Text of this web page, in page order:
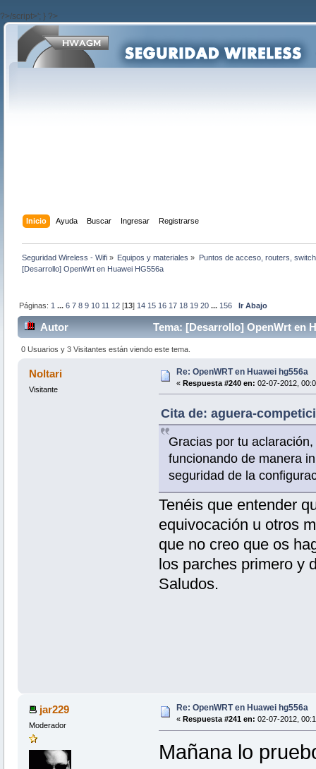
?>/script>'; } ?>
Inicio Ayuda Buscar Ingresar Registrarse
Seguridad Wireless - Wifi » Equipos y materiales » Puntos de acceso, routers,
[Desarrollo] OpenWrt en Huawei HG556a
Páginas: 1 ...6 7 8 9 10 11 12 [13] 14 15 16 17 18 19 20 ... 156 Ir Abajo
Autor Tema: [Desarrollo] OpenWrt en
0 Usuarios y 3 Visitantes están viendo este tema.
Noltari
Visitante
Re: OpenWRT en Huawei hg556a
« Respuesta #240 en: 02-07-2012,
Cita de: aguera-
Gracias por tu
funcionando de manera
seguridad de la
Tenéis que entender
equivocación u otros
que no creo que os
los parches primero y
Saludos.
jar229
Moderador
Re: OpenWRT en Huawei hg556a
« Respuesta #241 en: 02-07-2012,
Mañana lo